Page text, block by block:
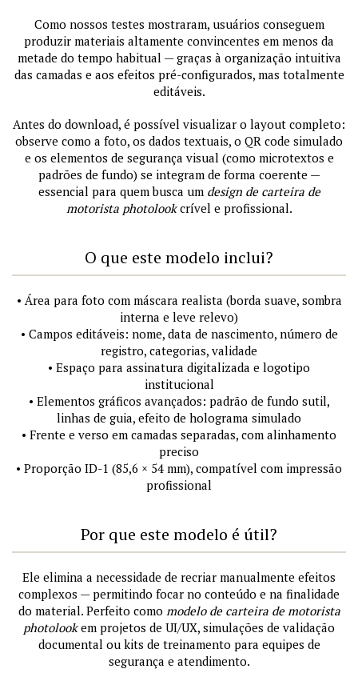
Como nossos testes mostraram, usuários conseguem
produzir materiais altamente convincentes em menos da
metade do tempo habitual — graças à organização intuitiva
das camadas e aos efeitos pré-configurados, mas totalmente
editáveis.
Antes do download, é possível visualizar o layout completo:
observe como a foto, os dados textuais, o QR code simulado
e os elementos de segurança visual (como microtextos e
padrões de fundo) se integram de forma coerente —
essencial para quem busca um design de carteira de
motorista photolookcrível e profissional.
O que este modelo inclui?
• Área para foto com máscara realista (borda suave, sombra
interna e leve relevo)
• Campos editáveis: nome, data de nascimento, número de
registro, categorias, validade
• Espaço para assinatura digitalizada e logotipo
institucional
• Elementos gráficos avançados: padrão de fundo sutil,
linhas de guia, efeito de holograma simulado
• Frente e verso em camadas separadas, com alinhamento
preciso
• Proporção ID-1 (85,6 × 54 mm), compatível com impressão
profissional
Por que este modelo é útil?
Ele elimina a necessidade de recriar manualmente efeitos
complexos — permitindo focar no conteúdo e na finalidade
do material. Perfeito como modelo de carteira de motorista
photolookem projetos de UI/UX, simulações de validação
documental ou kits de treinamento para equipes de
segurança e atendimento.